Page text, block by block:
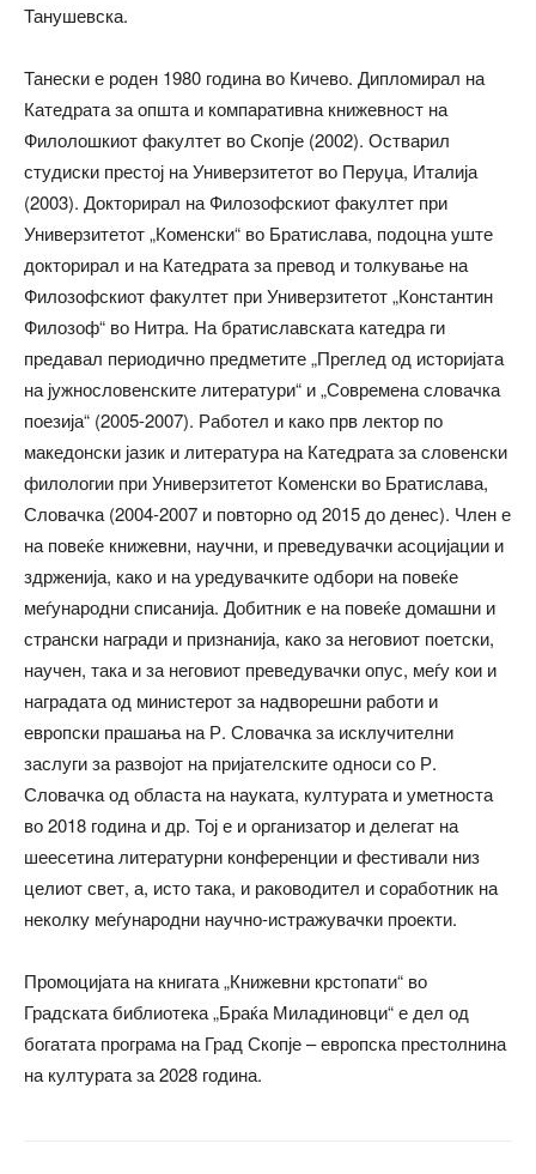
Танушевска.
Танески е роден 1980 година во Кичево. Дипломирал на
Катедрата за општа и компаративна книжевност на
Филолошкиот факултет во Скопје (2002). Остварил
студиски престој на Универзитетот во Перуџа, Италија
(2003). Докторирал на Филозофскиот факултет при
Универзитетот „Коменски“ во Братислава, подоцна уште
докторирал и на Катедрата за превод и толкување на
Филозофскиот факултет при Универзитетот „Константин
Филозоф“ во Нитра. На братиславската катедра ги
предавал периодично предметите „Преглед од историјата
на јужнословенските литератури“ и „Современа словачка
поезија“ (2005-2007). Работел и како прв лектор по
македонски јазик и литература на Катедрата за словенски
филологии при Универзитетот Коменски во Братислава,
Словачка (2004-2007 и повторно од 2015 до денес). Член е
на повеќе книжевни, научни, и преведувачки асоцијации и
здрженија, како и на уредувачките одбори на повеќе
меѓународни списанија. Добитник е на повеќе домашни и
странски награди и признанија, како за неговиот поетски,
научен, така и за неговиот преведувачки опус, меѓу кои и
наградата од министерот за надворешни работи и
европски прашања на Р. Словачка за исклучителни
заслуги за развојот на пријателските односи со Р.
Словачка од областа на науката, културата и уметноста
во 2018 година и др. Тој е и организатор и делегат на
шеесетина литературни конференции и фестивали низ
целиот свет, а, исто така, и раководител и соработник на
неколку меѓународни научно-истражувачки проекти.
Промоцијата на книгата „Книжевни крстопати“ во
Градската библиотека „Браќа Миладиновци“ е дел од
богатата програма на Град Скопје – европска престолнина
на културата за 2028 година.